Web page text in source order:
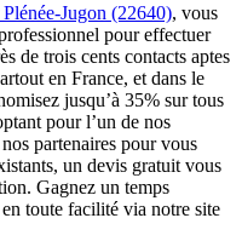
Jugon (22640), vous
pour effectuer
de trois cents contacts aptes
en France, et dans le
jusqu’à 35% sur tous
pour l’un de nos
partenaires pour vous
un devis gratuit vous
Gagnez un temps
toute facilité via notre site